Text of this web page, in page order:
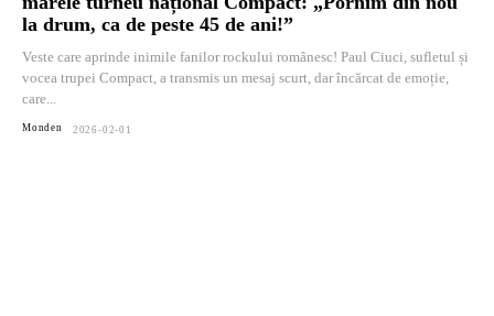
la drum, ca de peste 45 de ani!”
Veste care aprinde inimile fanilor rockului românesc! Paul Ciuci, sufletul și
vocea trupei Compact, a transmis un mesaj scurt, dar încărcat de emoție,
care...
Monden 2026-02-01